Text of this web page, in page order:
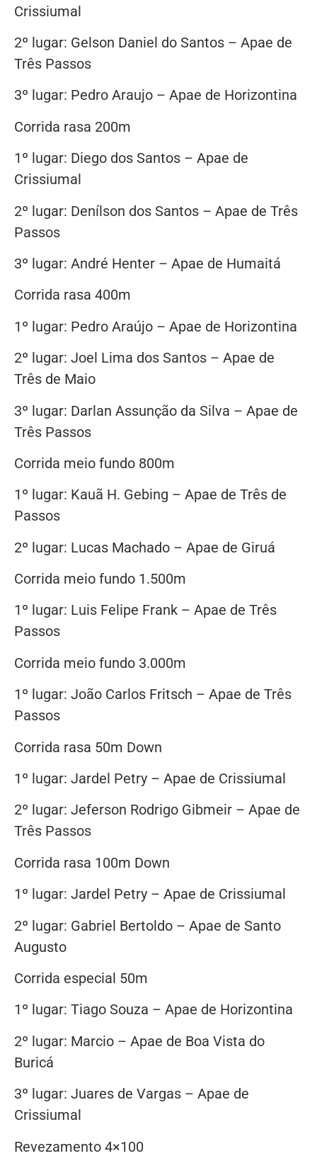
Crissiumal
2º lugar: Gelson Daniel do Santos – Apae de
Três Passos
3º lugar: Pedro Araujo – Apae de Horizontina
Corrida rasa 200m
1º lugar: Diego dos Santos – Apae de
Crissiumal
2º lugar: Denílson dos Santos – Apae de Três
Passos
3º lugar: André Henter – Apae de Humaitá
Corrida rasa 400m
1º lugar: Pedro Araújo – Apae de Horizontina
2º lugar: Joel Lima dos Santos – Apae de
Três de Maio
3º lugar: Darlan Assunção da Silva – Apae de
Três Passos
Corrida meio fundo 800m
1º lugar: Kauã H. Gebing – Apae de Três de
Passos
2º lugar: Lucas Machado – Apae de Giruá
Corrida meio fundo 1.500m
1º lugar: Luis Felipe Frank – Apae de Três
Passos
Corrida meio fundo 3.000m
1º lugar: João Carlos Fritsch – Apae de Três
Passos
Corrida rasa 50m Down
1º lugar: Jardel Petry – Apae de Crissiumal
2º lugar: Jeferson Rodrigo Gibmeir – Apae de
Três Passos
Corrida rasa 100m Down
1º lugar: Jardel Petry – Apae de Crissiumal
2º lugar: Gabriel Bertoldo – Apae de Santo
Augusto
Corrida especial 50m
1º lugar: Tiago Souza – Apae de Horizontina
2º lugar: Marcio – Apae de Boa Vista do
Buricá
3º lugar: Juares de Vargas – Apae de
Crissiumal
Revezamento 4×100